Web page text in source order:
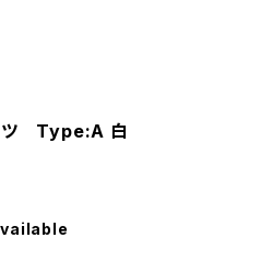
ツ Type:A 白